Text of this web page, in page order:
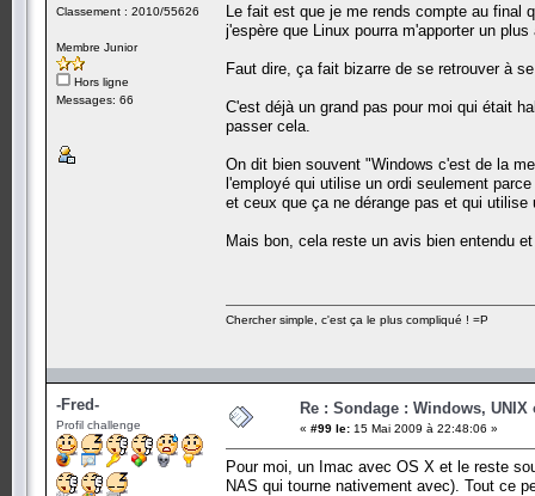
Classement : 2010/55626
Membre Junior
Hors ligne
Messages: 66
Le fait est que je me rends compte au
j'espère que Linux pourra m'apporter un
Faut dire, ça fait bizarre de se retrouver à
C'est déjà un grand pas pour moi qui était
passer cela.
On dit bien souvent "Windows c'est de la
l'employé qui utilise un ordi seulement
et ceux que ça ne dérange pas et qui
Mais bon, cela reste un avis bien entendu
Chercher simple, c'est ça le plus compliqué ! =P
-Fred-
Profil challenge
Re : Sondage : Windows, UNIX
« #99 le: 15 Mai 2009 à 22:48:06 »
Pour moi, un Imac avec OS X et le reste
NAS qui tourne nativement avec). Tout ce